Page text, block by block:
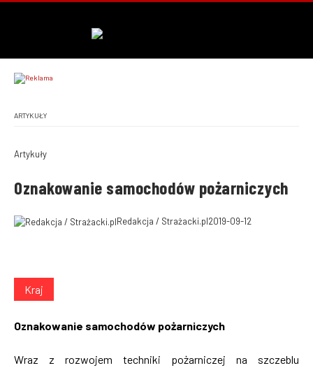
ARTYKUŁY
Artykuły
Oznakowanie samochodów pożarniczych
Redakcja / Strażacki.pl2019-09-12
Kraj
Oznakowanie samochodów pożarniczych
Wraz z rozwojem techniki pożarniczej na szczeblu